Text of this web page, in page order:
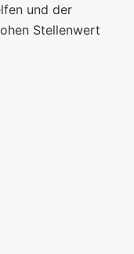
und der
Stellenwert